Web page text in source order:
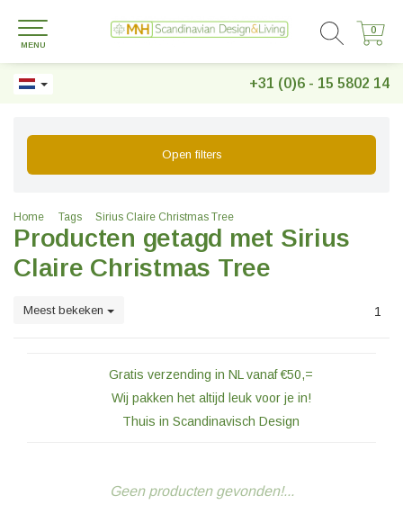
+31 (0)6 - 15 5802 14
0
0
MENU
Open filters
Home Tags Sirius Claire Christmas Tree
Producten getagd met Sirius
Claire Christmas Tree
Meest bekeken 1
Gratis verzending in NL vanaf €50,=
Wij pakken het altijd leuk voor je in!
Thuis in Scandinavisch Design
Geen producten gevonden!...